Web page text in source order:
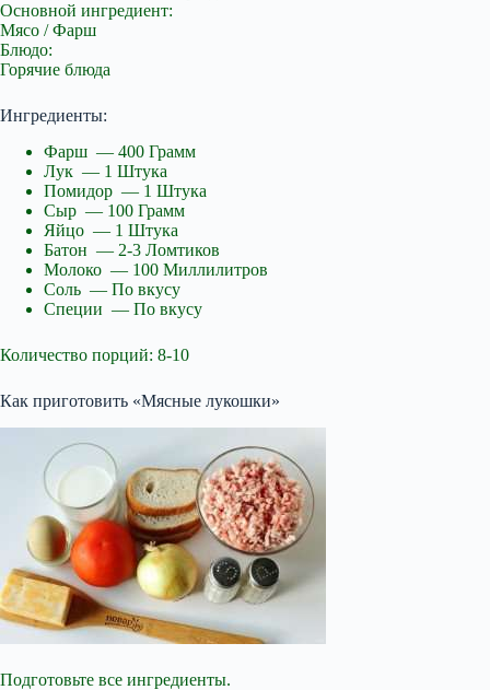
Основной ингредиент:
Мясо / Фарш
Блюдо:
Горячие блюда
Ингредиенты:
Фарш — 400 Грамм
Лук — 1 Штука
Помидор — 1 Штука
Сыр — 100 Грамм
Яйцо — 1 Штука
Батон — 2-3 Ломтиков
Молоко — 100 Миллилитров
Соль — По вкусу
Специи — По вкусу
Количество порций: 8-10
Как приготовить «Мясные лукошки»
Подготовьте все ингредиенты.